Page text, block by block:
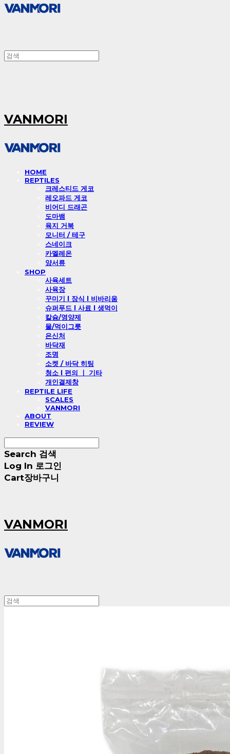
VANMORI
HOME
REPTILES
크레스티드 게코
레오파드 게코
비어디 드래곤
도마뱀
육지 거북
모니터 / 테구
스네이크
카멜레온
양서류
SHOP
사육세트
사육장
꾸미기 l 장식 l 비바리움
슈퍼푸드 l 사료 l 생먹이
칼슘/영양제
물/먹이그릇
은신처
바닥재
조명
소켓 / 바닥 히팅
청소 l 편의 ㅣ 기타
개인결제창
REPTILE LIFE
SCALES
VANMORI
ABOUT
REVIEW
Search 검색
Log In 로그인
Cart장바구니
VANMORI